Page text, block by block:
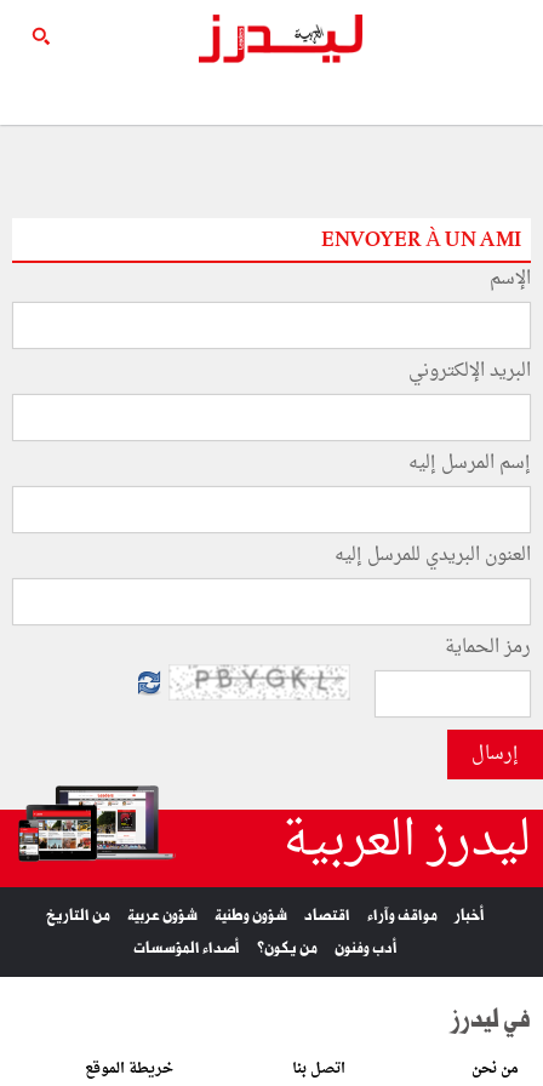
ENVOYER À UN AMI
الإسم
البريد الإلكتروني
إسم المرسل إليه
العنون البريدي للمرسل إليه
رمز الحماية
إرسال
ليدرز العربية
أخبار مواقف وآراء اقتصاد شؤون وطنية شؤون عربية
من التاريخ
أدب وفنون
من يكون؟ أصداء المؤسسات
في ليدرز
من نحن اتصل بنا خريطة الموقع